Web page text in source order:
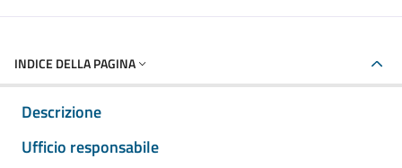
INDICE DELLA PAGINA
Descrizione
Ufficio responsabile